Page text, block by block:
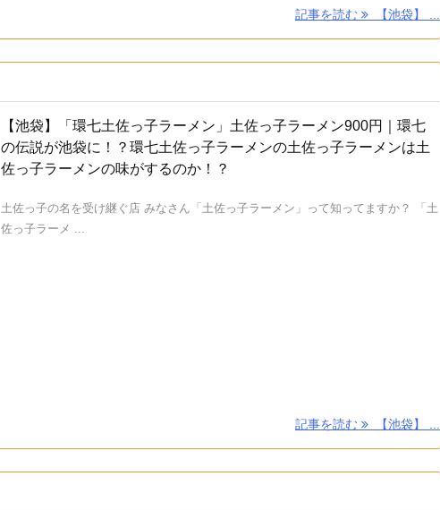
記事を読む 【池袋】 ...
【池袋】「環七土佐っ子ラーメン」土佐っ子ラーメン900円｜環七
の伝説が池袋に！？環七土佐っ子ラーメンの土佐っ子ラーメンは土
佐っ子ラーメンの味がするのか！？
土佐っ子の名を受け継ぐ店 みなさん「土佐っ子ラーメン」って知ってますか？ 「土
佐っ子ラーメ ...
記事を読む 【池袋】 ...